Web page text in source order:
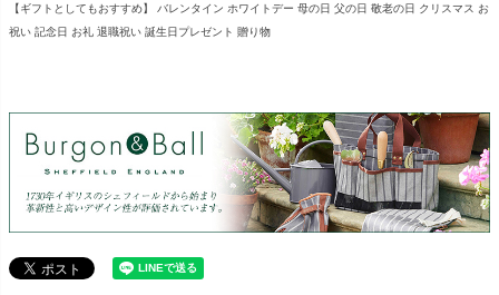
【ギフトとしてもおすすめ】 バレンタイン ホワイトデー 母の日 父の日 敬老の日 クリスマス お
祝い 記念日 お礼 退職祝い 誕生日プレゼント 贈り物